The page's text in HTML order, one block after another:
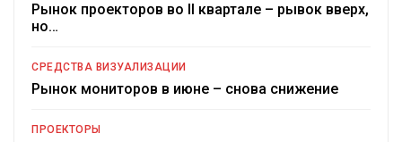
Рынок проекторов во II квартале – рывок вверх,
но…
СРЕДСТВА ВИЗУАЛИЗАЦИИ
Рынок мониторов в июне – снова снижение
ПРОЕКТОРЫ